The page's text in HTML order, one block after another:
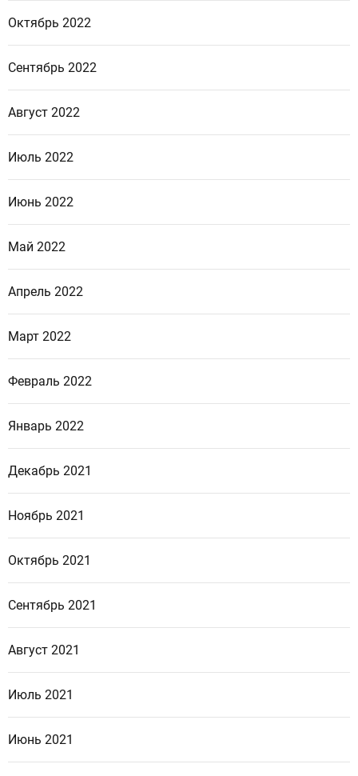
Октябрь 2022
Сентябрь 2022
Август 2022
Июль 2022
Июнь 2022
Май 2022
Апрель 2022
Март 2022
Февраль 2022
Январь 2022
Декабрь 2021
Ноябрь 2021
Октябрь 2021
Сентябрь 2021
Август 2021
Июль 2021
Июнь 2021